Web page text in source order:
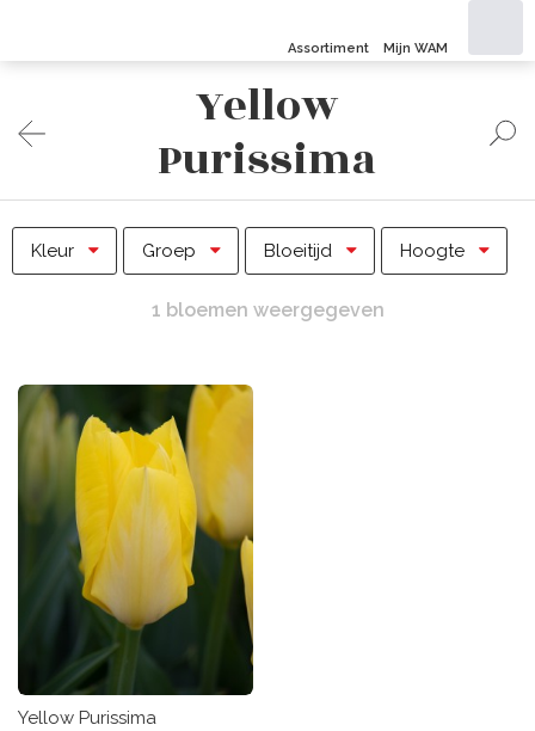
Assortiment Mijn WAM
Yellow
Purissima
Kleur Groep Bloeitijd Hoogte
1 bloemen weergegeven
Yellow Purissima